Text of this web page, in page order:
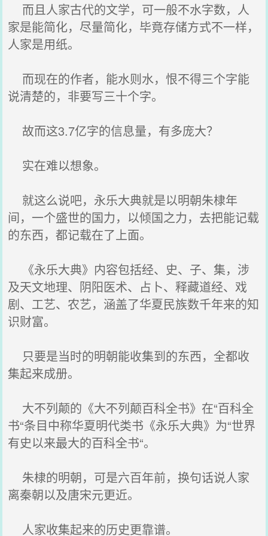
而且人家古代的文学，可一般不水字数，人
家是能简化，尽量简化，毕竟存储方式不一样，
人家是用纸。
而现在的作者，能水则水，恨不得三个字能
说清楚的，非要写三十个字。
故而这3.7亿字的信息量，有多庞大？
实在难以想象。
就这么说吧，永乐大典就是以明朝朱棣年
间，一个盛世的国力，以倾国之力，去把能记载
的东西，都记载在了上面。
《永乐大典》内容包括经、史、子、集，涉
及天文地理、阴阳医术、占卜、释藏道经、戏
剧、工艺、农艺，涵盖了华夏民族数千年来的知
识财富。
只要是当时的明朝能收集到的东西，全都收
集起来成册。
大不列颠的《大不列颠百科全书》在“百科全
书“条目中称华夏明代类书《永乐大典》为“世界
有史以来最大的百科全书“。
朱棣的明朝，可是六百年前，换句话说人家
离秦朝以及唐宋元更近。
人家收集起来的历史更靠谱。